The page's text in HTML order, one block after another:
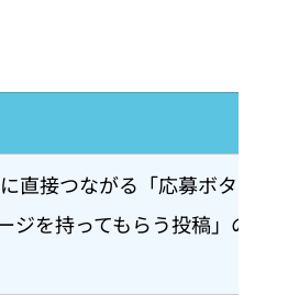
直接つながる「応募ボタン
ジを持ってもらう投稿」の方